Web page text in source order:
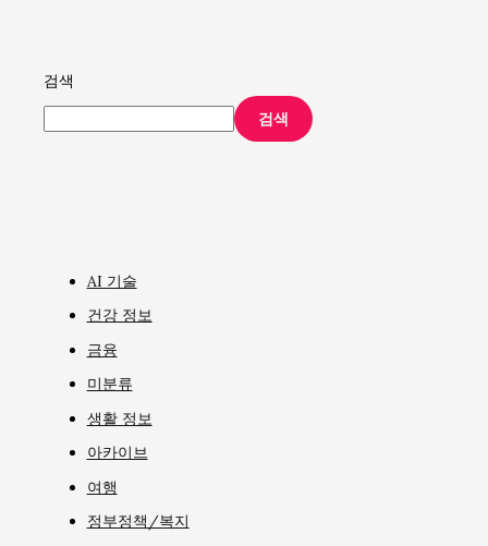
검색
검색
AI 기술
건강 정보
금융
미분류
생활 정보
아카이브
여행
정부정책/복지